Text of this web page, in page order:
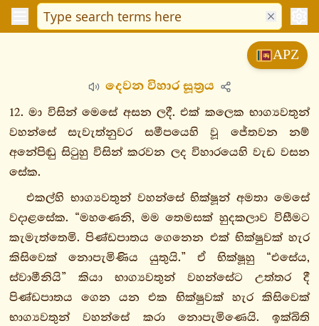
දීඝනිකාය
මජ්ඣිමනිකාය
සංයුත්තනිකාය
සගාථවග්ගො
ඛන්ධකවග්ගො
සළායතනවග්ගො
මහාවග්ගො
1.
මග්ගසංයුත්තං
1.
අවිජ්ජාවග්ගො
APZ
දෙවන විහාර සූත්‍රය
12. මා විසින් මෙසේ අසන ලදී. එක් කලෙක භාග්‍යවතුන්
වහන්සේ සැවැත්නුවර සමීපයෙහි වූ ජේතවන නම්
අනේපිඬු සිටුහු විසින් කරවන ලද විහාරයෙහි වැඩ වසන
සේක.
එකල්හි භාග්‍යවතුන් වහන්සේ භික්ෂූන් අමතා මෙසේ
වදාළසේක. “මහණෙනි, මම තෙමසක් හුදකලාව විසීමට
කැමැත්තෙමි. පිණ්ඩපාතය ගෙනෙන එක් භික්ෂුවක් හැර
කිසිවෙක් නොපැමිණිය යුතුයි.” ඒ භික්ෂූහු “එසේය,
ස්වාමීනියි” කියා භාග්‍යවතුන් වහන්සේට උත්තර දී
පිණ්ඩපාතය ගෙන යන එක භික්ෂුවක් හැර කිසිවෙක්
භාග්‍යවතුන් වහන්සේ කරා නොපැමිණෙයි. ඉක්බිති